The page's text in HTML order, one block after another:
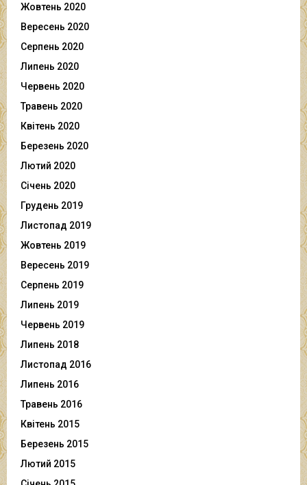
Жовтень 2020
Вересень 2020
Серпень 2020
Липень 2020
Червень 2020
Травень 2020
Квітень 2020
Березень 2020
Лютий 2020
Січень 2020
Грудень 2019
Листопад 2019
Жовтень 2019
Вересень 2019
Серпень 2019
Липень 2019
Червень 2019
Липень 2018
Листопад 2016
Липень 2016
Травень 2016
Квітень 2015
Березень 2015
Лютий 2015